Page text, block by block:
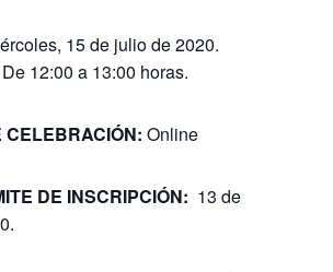
15 de julio de 2020.
De 12:00 a 13:00 horas.
CELEBRACIÓN: Online
DE INSCRIPCIÓN: 13 de